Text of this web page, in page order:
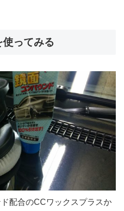
ってみる
配合のCCワックスプラスか